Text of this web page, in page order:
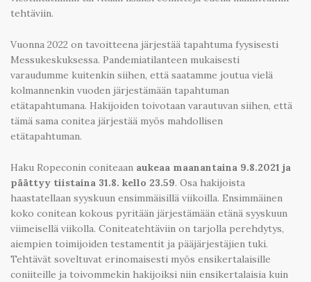
tehtäviin.
Vuonna 2022 on tavoitteena järjestää tapahtuma fyysisesti
Messukeskuksessa. Pandemiatilanteen mukaisesti
varaudumme kuitenkin siihen, että saatamme joutua vielä
kolmannenkin vuoden järjestämään tapahtuman
etätapahtumana. Hakijoiden toivotaan varautuvan siihen, että
tämä sama conitea järjestää myös mahdollisen
etätapahtuman.
Haku Ropeconin coniteaan aukeaa maanantaina 9.8.2021 ja
päättyy tiistaina 31.8. kello 23.59. Osa hakijoista
haastatellaan syyskuun ensimmäisillä viikoilla. Ensimmäinen
koko conitean kokous pyritään järjestämään etänä syyskuun
viimeisellä viikolla. Coniteatehtäviin on tarjolla perehdytys,
aiempien toimijoiden testamentit ja pääjärjestäjien tuki.
Tehtävät soveltuvat erinomaisesti myös ensikertalaisille
coniiteille ja toivommekin hakijoiksi niin ensikertalaisia kuin